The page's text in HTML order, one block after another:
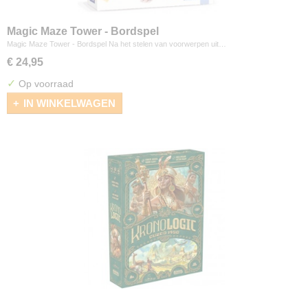
Magic Maze Tower - Bordspel
Magic Maze Tower - Bordspel Na het stelen van voorwerpen uit…
€ 24,95
✓ Op voorraad
IN WINKELWAGEN